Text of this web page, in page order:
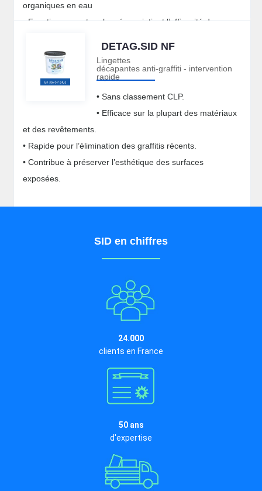
organiques en eau
• Fonctionnement prolongé : maintient l’efficacité des
DETAG.SID NF
Lingettes
décapantes anti-graffiti - intervention
rapide
• Sans classement CLP.
• Efficace sur la plupart des matériaux
et des revêtements.
• Rapide pour l’élimination des graffitis récents.
• Contribue à préserver l’esthétique des surfaces
exposées.
SID en chiffres
24.000
clients en France
50 ans
d'expertise